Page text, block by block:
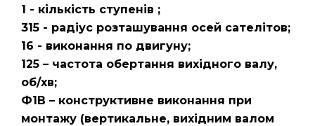
1 - кількість ступенів ;
315 - радіус розташування осей сателітов;
16 - виконання по двигуну;
125 – частота обертання вихідного валу,
об/хв;
Ф1В – конструктивне виконання при
монтажу (вертикальне, вихідним валом